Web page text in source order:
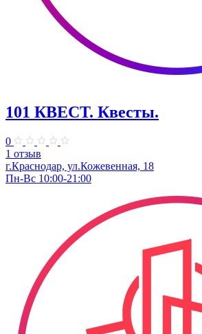
101 КВЕСТ. Квесты.
0
1 отзыв
г.Краснодар, ул.Кожевенная, 18
Пн-Вс 10:00-21:00